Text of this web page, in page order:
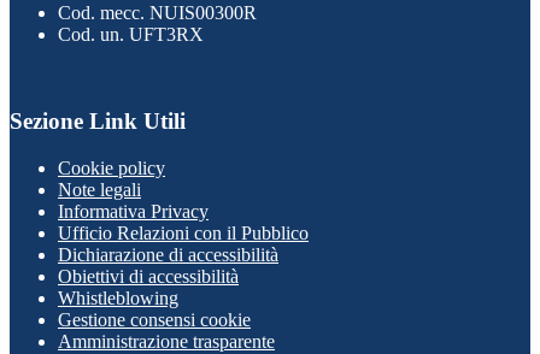
Cod. mecc. NUIS00300R
Cod. un. UFT3RX
Sezione Link Utili
Cookie policy
Note legali
Informativa Privacy
Ufficio Relazioni con il Pubblico
Dichiarazione di accessibilità
Obiettivi di accessibilità
Whistleblowing
Gestione consensi cookie
Amministrazione trasparente